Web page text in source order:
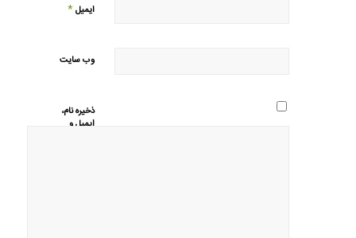
ایمیل*
وب‌ سایت
ذخیره نام،
ایمیل و